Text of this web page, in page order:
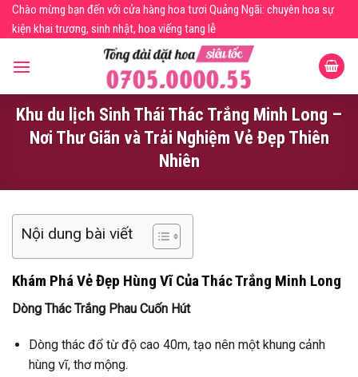
SkipChào mừng bạn đến với cửa hàng hoa tươi Quảng Ngãi: chuyên hoa sự
kiện khai trương, sinh nhật, hoa viếng tang lễ
Khu du lịch Sinh Thái Thác Trắng Minh Long –
Nơi Thư Giãn và Trải Nghiệm Vẻ Đẹp Thiên
Nhiên
Nội dung bài viết
Khám Phá Vẻ Đẹp Hùng Vĩ Của Thác Trắng Minh Long
Dòng Thác Trắng Phau Cuốn Hút
Dòng thác đổ từ độ cao 40m, tạo nên một khung cảnh
hùng vĩ, thơ mộng.